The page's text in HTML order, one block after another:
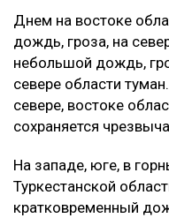
Днем на востоке
дождь, гроза, на
небольшой дождь,
севере области
севере, востоке
сохраняется
На западе, юге, в
Туркестанской
кратковременный